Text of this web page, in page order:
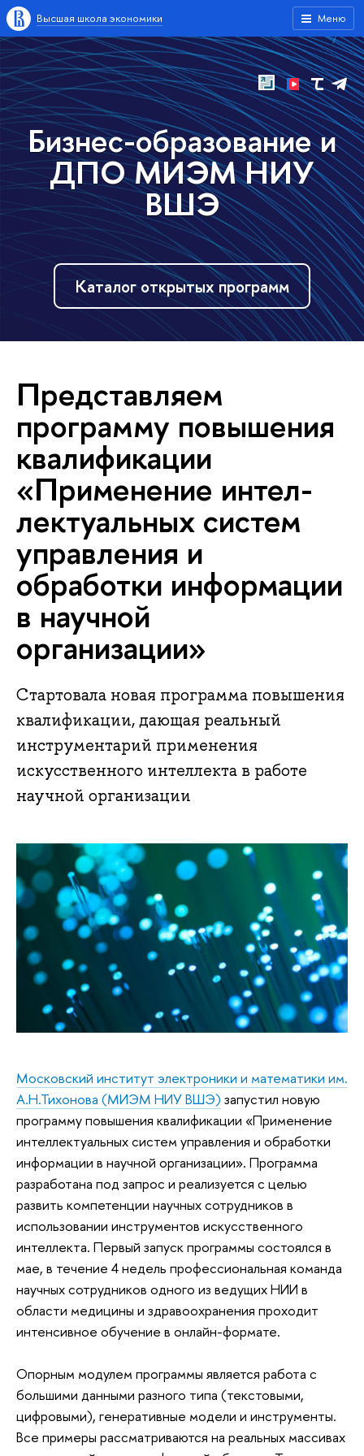
Меню
Высшая школа экономики
Бизнес-образование и
ДПО МИЭМ НИУ
ВШЭ
Каталог открытых программ
Пред­став­ля­ем
программу повышения
ква­ли­фи­ка­ции
«Применение ин­тел­
лек­ту­аль­ных систем
управления и
обработки информации
в научной
организации»
Стартовала новая программа повышения
квалификации, дающая реальный
инструментарий применения
искусственного интеллекта в работе
научной организации
Московский институт электроники и математики им.
А.Н.Тихонова (МИЭМ НИУ ВШЭ) запустил новую
программу повышения квалификации «Применение
интеллектуальных систем управления и обработки
информации в научной организации». Программа
разработана под запрос и реализуется с целью
развить компетенции научных сотрудников в
использовании инструментов искусственного
интеллекта. Первый запуск программы состоялся в
мае, в течение 4 недель профессиональная команда
научных сотрудников одного из ведущих НИИ в
области медицины и здравоохранения проходит
интенсивное обучение в онлайн-формате.
Опорным модулем программы является работа с
большими данными разного типа (текстовыми,
цифровыми), генеративные модели и инструменты.
Все примеры рассматриваются на реальных массивах